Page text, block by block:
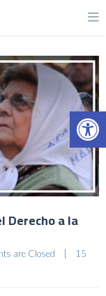
Derecho a la
are Closed |
15